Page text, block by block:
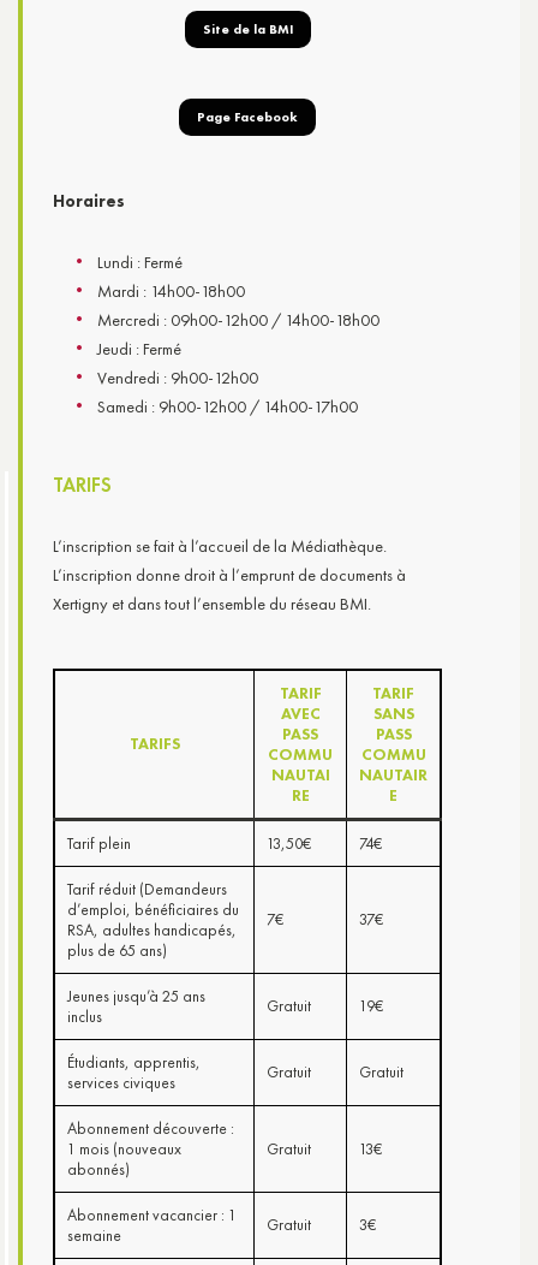
Site de la BMI
Page Facebook
Horaires
Lundi : Fermé
Mardi : 14h00-18h00
Mercredi : 09h00-12h00 / 14h00-18h00
Jeudi : Fermé
Vendredi : 9h00-12h00
Samedi : 9h00-12h00 / 14h00-17h00
TARIFS
L’inscription se fait à l’accueil de la Médiathèque.
L’inscription donne droit à l’emprunt de documents à
Xertigny et dans tout l’ensemble du réseau BMI.
TARIFS
TARIF
AVEC
PASS
COMMU
NAUTAI
RE
TARIF
SANS
PASS
COMMU
NAUTAIR
E
Tarif plein 13,50€ 74€
Tarif réduit (Demandeurs
d’emploi, bénéficiaires du
RSA, adultes handicapés,
plus de 65 ans)
7€ 37€
Jeunes jusqu’à 25 ans
inclus
Gratuit 19€
Étudiants, apprentis,
services civiques
Gratuit Gratuit
Abonnement découverte :
1 mois (nouveaux
abonnés)
Gratuit 13€
Abonnement vacancier : 1
semaine
Gratuit 3€